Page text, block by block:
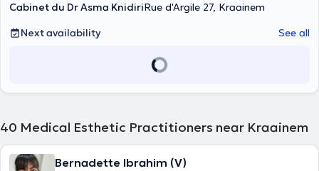
Cabinet du Dr Asma KnidiriRue d'Argile 27, Kraainem
Next availability
See all
40 Medical Esthetic Practitioners near Kraainem
Bernadette Ibrahim (V)